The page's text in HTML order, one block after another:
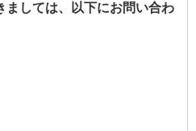
ましては、以下にお問い合わ